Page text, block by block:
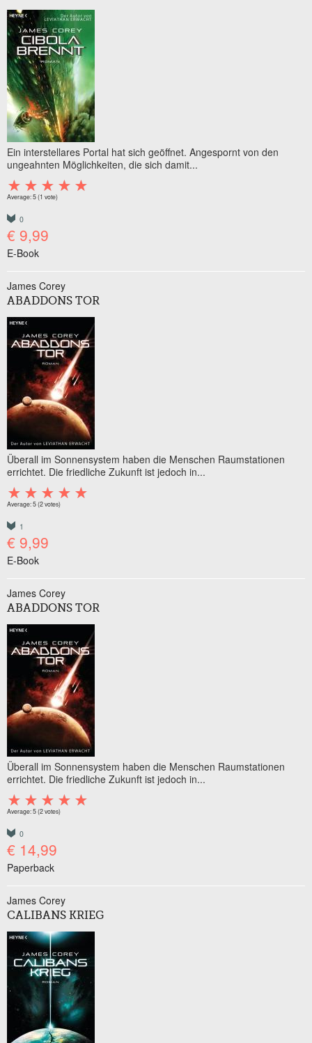
Ein interstellares Portal hat sich geöffnet. Angespornt von den
ungeahnten Möglichkeiten, die sich damit...
Average:5(1 vote)
0
€ 9,99
E-Book
James Corey
ABADDONS TOR
Überall im Sonnensystem haben die Menschen Raumstationen
errichtet. Die friedliche Zukunft ist jedoch in...
Average:5(2votes)
1
€ 9,99
E-Book
James Corey
ABADDONS TOR
Überall im Sonnensystem haben die Menschen Raumstationen
errichtet. Die friedliche Zukunft ist jedoch in...
Average:5(2votes)
0
€ 14,99
Paperback
James Corey
CALIBANS KRIEG